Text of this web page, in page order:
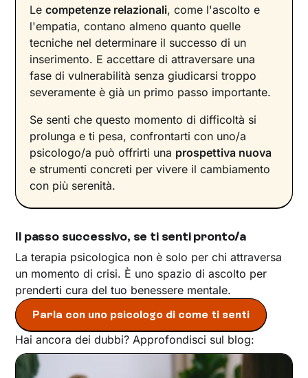
Lecompetenze relazionali, come l'ascolto e
l'empatia, contano almeno quanto quelle
tecniche nel determinare il successo di un
inserimento. E accettare di attraversare una
fase di vulnerabilità senza giudicarsi troppo
severamente è già un primo passo importante.
Se senti che questo momento di difficoltà si
prolunga e ti pesa, confrontarti con uno/a
psicologo/a può offrirti una prospettiva nuova
e strumenti concreti per vivere il cambiamento
con più serenità.
Il passo successivo, se ti senti pronto/a
La terapia psicologica non è solo per chi attraversa
un momento di crisi. È uno spazio di ascolto per
prenderti cura del tuo benessere mentale.
Parla con uno psicologo di come ti senti
Hai ancora dei dubbi? Approfondisci sul blog: